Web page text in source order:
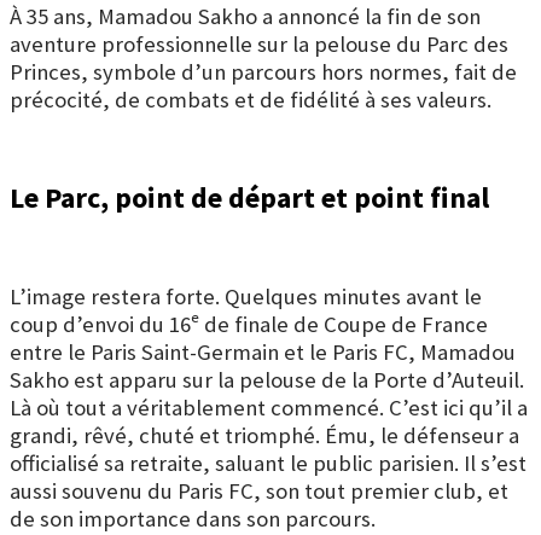
À 35 ans, Mamadou Sakho a annoncé la fin de son
aventure professionnelle sur la pelouse du Parc des
Princes, symbole d’un parcours hors normes, fait de
précocité, de combats et de fidélité à ses valeurs.
Le Parc, point de départ et point final
L’image restera forte. Quelques minutes avant le
coup d’envoi du 16ᵉ de finale de Coupe de France
entre le Paris Saint-Germain et le Paris FC, Mamadou
Sakho est apparu sur la pelouse de la Porte d’Auteuil.
Là où tout a véritablement commencé. C’est ici qu’il a
grandi, rêvé, chuté et triomphé. Ému, le défenseur a
officialisé sa retraite, saluant le public parisien. Il s’est
aussi souvenu du Paris FC, son tout premier club, et
de son importance dans son parcours.